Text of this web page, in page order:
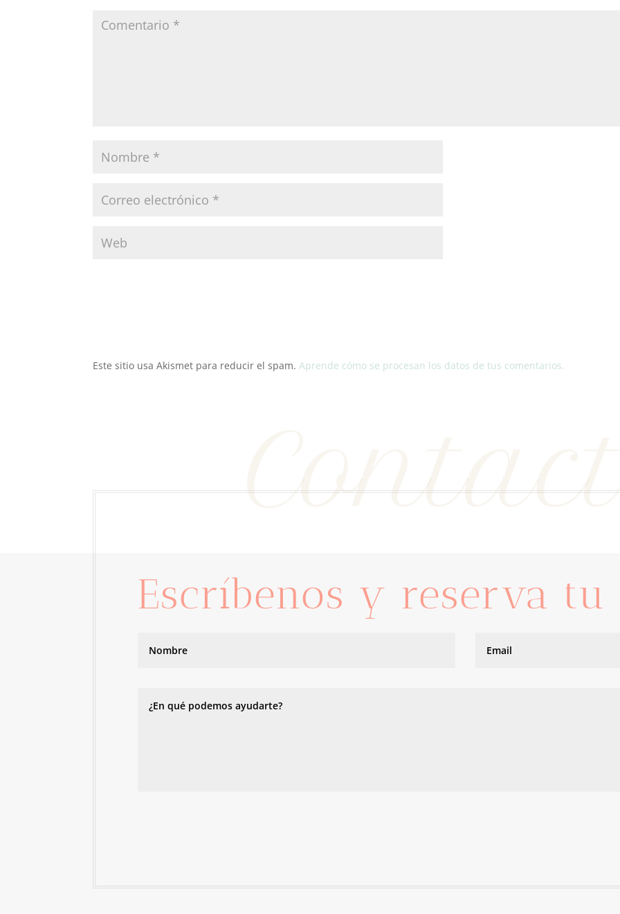
Este sitio usa Akismet para reducir el spam. Aprende cómo se procesan los datos de tus comentarios.
Escríbenos y reserva tu